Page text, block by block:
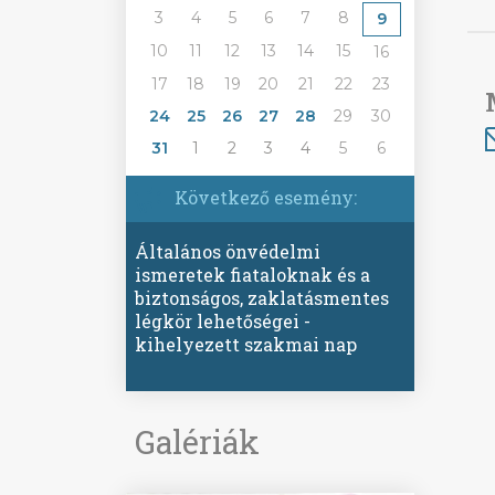
3
4 5 6 7 8
9
10
11 12 13 14 15
16
17
18 19 20 21 22
23
24
25 26 27 28 29
30
31
1 2 3 4 5 6
Következő esemény:
Általános önvédelmi
ismeretek fiataloknak és a
biztonságos, zaklatásmentes
légkör lehetőségei -
kihelyezett szakmai nap
Galériák